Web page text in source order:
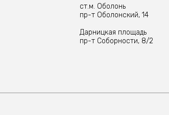
ст.м. Оболонь
пр-т Оболонский, 14
Дарницкая площадь
пр-т Соборности, 8/2